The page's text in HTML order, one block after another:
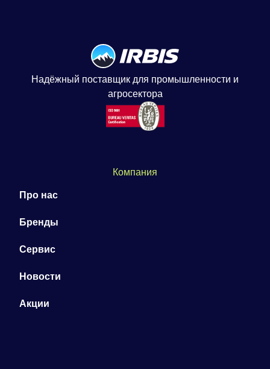
Надёжный поставщик для промышленности и
агросектора
Компания
Про нас
Бренды
Сервис
Новости
Акции